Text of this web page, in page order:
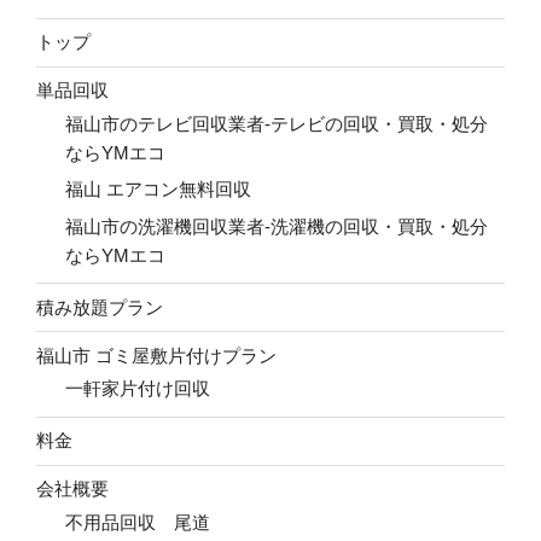
トップ
単品回収
福山市のテレビ回収業者-テレビの回収・買取・処分
ならYMエコ
福山 エアコン無料回収
福山市の洗濯機回収業者-洗濯機の回収・買取・処分
ならYMエコ
積み放題プラン
福山市 ゴミ屋敷片付けプラン
一軒家片付け回収
料金
会社概要
不用品回収 尾道